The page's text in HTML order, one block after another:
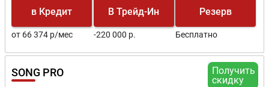
в Кредит
от 66 374 р/мес
В Трейд-Ин
-220 000 р.
Резерв
Бесплатно
Получить
скидку
SONG PRO